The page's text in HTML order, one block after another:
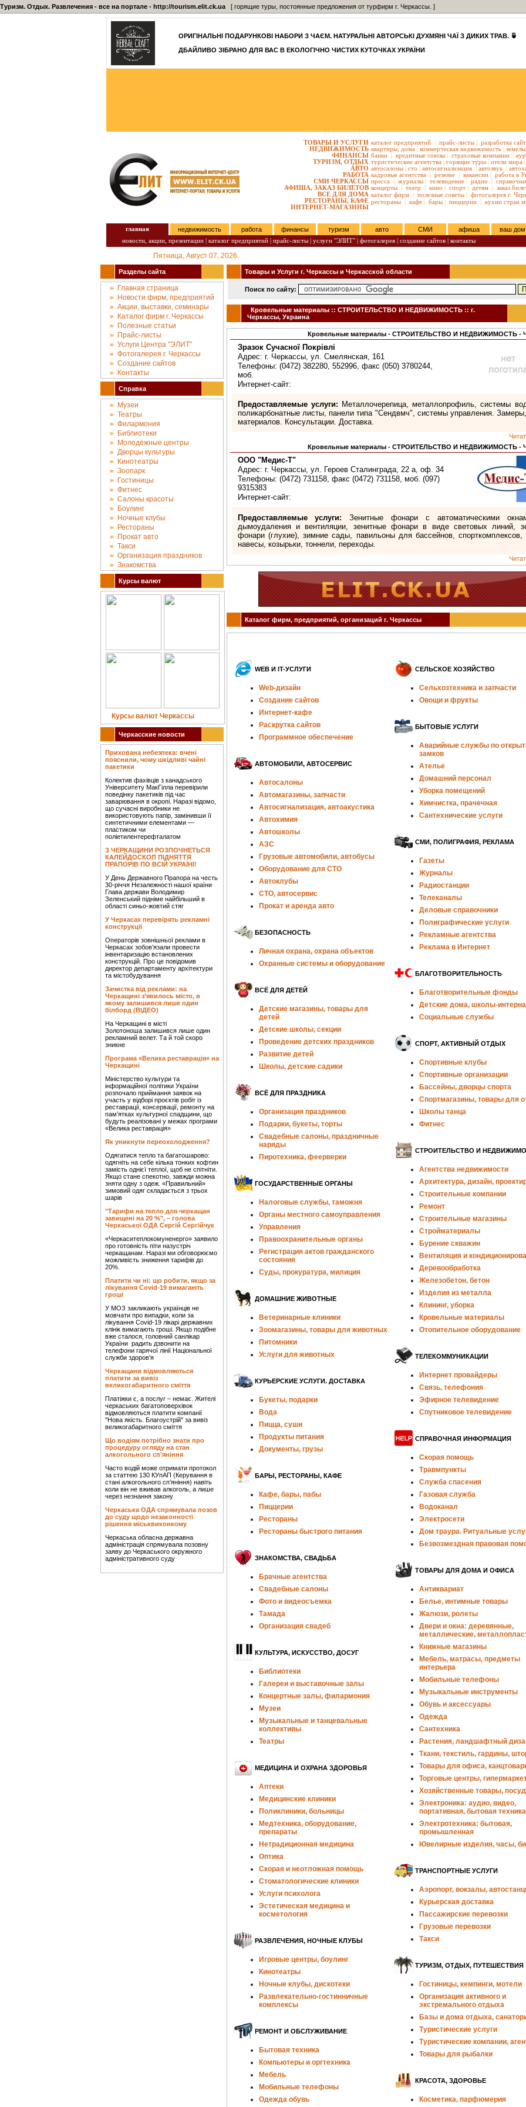
Туризм. Отдых. Развлечения - все на портале - http://tourism.elit.ck.ua [ горящие туры, постоянные предложения от турфирм г. Черкассы. ]
ОРИГІНАЛЬНІ ПОДАРУНКОВІ НАБОРИ З ЧАЄМ. НАТУРАЛЬНІ АВТОРСЬКІ ДУХМЯНІ ЧАЇ З ДИКИХ ТРАВ. 🍵
ДБАЙЛИВО ЗІБРАНО ДЛЯ ВАС В ЕКОЛОГІЧНО ЧИСТИХ КУТОЧКАХ УКРАЇНИ
ТОВАРЫ И УСЛУГИ
НЕДВИЖИМОСТЬ
ФИНАНСЫ
ТУРИЗМ, ОТДЫХ
АВТО
РАБОТА
СМИ ЧЕРКАССЫ
АФИША, ЗАКАЗ БИЛЕТОВ
ВСЕ ДЛЯ ДОМА
РЕСТОРАНЫ, КАФЕ
ИНТЕРНЕТ-МАГАЗИНЫ
каталог предприятий | прайс-листы | разработка
квартиры, дома | коммерческая недвижимость |
банки | кредитные союзы | страховые компании |
туристические агентства | горящие туры | отели мира |
автосалоны | сто | автосигнализация | автозвук |
кадровые агентства | резюме | вакансии | работа в
пресса | журналы | телевидение | радио |
концерты | театр | кино | спорт | детям | заказ
каталог фирм | полезные советы | фотогалерея г.
рестораны | кафе | бары | пиццерии | кухни стран
главная недвижимость работа финансы туризм авто СМИ афиша ваш дом
новости, акции, презентации | каталог предприятий | прайс-листы | услуги "ЭЛИТ" | фотогалерея | создание сайтов | контакты
Пятница, Август 07, 2026.
Разделы сайта
Главная страница
Новости фирм, предприятий
Акции, выставки, семинары
Каталог фирм г. Черкассы
Полезные статьи
Прайс-листы
Услуги Центра "ЭЛИТ"
Фотогалерея г. Черкассы
Создание сайтов
Контакты
Справка
Музеи
Театры
Филармония
Библиотеки
Молодёжные центры
Дворцы культуры
Кинотеатры
Зоопарк
Гостиницы
Фитнес
Салоны красоты
Боулинг
Ночные клубы
Рестораны
Прокат авто
Такси
Организация праздников
Знакомства
Курсы валют
Курсы валют Черкассы
Черкасские новости
Прихована небезпека: вчені
пояснили, чому шкідливі чайні
пакетики
Колектив фахівців з канадського
Університету МакГілла перевірили
поведінку пакетиків під час
заварювання в окропі. Наразі відомо,
що сучасні виробники не
використовують папір, замінивши її
синтетичними елементами —
пластиком чи
поліетилентерефталатом
З ЧЕРКАЩИНИ РОЗПОЧНЕТЬСЯ
КАЛЕЙДОСКОП ПІДНЯТТЯ
ПРАПОРІВ ПО ВСІЙ УКРАЇНІ!
У День Державного Прапора на честь
30-річчя Незалежності нашої країни
Глава держави Володимир
Зеленський підніме найбільший в
області синьо-жовтий стяг
У Черкасах перевірять рекламні
конструкції
Операторів зовнішньої реклами в
Черкасах зобов’язали провести
інвентаризацію встановлених
конструкцій. Про це повідомив
директор департаменту архітектури
та містобудування
Зачистка від реклами: на
Черкащині з’явилось місто, в
якому залишився лише один
білборд (ВІДЕО)
На Черкащині в місті
Золотоноша залишився лише один
рекламний велет. Та й той скоро
зникне
Програма «Велика реставрація» на
Черкащині
Міністерство культури та
інформаційної політики України
розпочало приймання заявок на
участь у відборі проєктів робіт із
реставрації, консервації, ремонту на
пам’ятках культурної спадщини, що
будуть реалізовані у межах програми
«Велика реставрація»
Як уникнути переохолодження?
Одягатися тепло та багатошарово:
одягніть на себе кілька тонких кофтин
замість однієї теплої, щоб не спітніти.
Якщо стане спекотно, завжди можна
зняти одну з одеж. «Правильний»
зимовий одяг складається з трьох
шарів
"Тарифи на тепло для черкащан
завищені на 20 %", – голова
Черкаської ОДА Сергій Сергійчук
«Черкаситеплокомуненерго» заявило
про готовність піти назустріч
черкащанам. Наразі ми обговорюємо
можливість зниження тарифів до
20%.
Платити чи ні: що робити, якщо за
лікування Covid-19 вимагають
гроші
У МОЗ закликають українців не
мовчати про випадки, коли за
лікування Covid-19 лікарі державних
клінік вимагають гроші. Якщо подібне
вже сталося, головний санлікар
України радить дзвонити на
телефони гарячої лінії Національної
служби здоров'я
Черкащани відмовляються
платити за вивіз
великогабаритного сміття
Платіжки є, а послуг – немає. Жителі
черкаських багатоповерхівок
відмовляються платити компанії
"Нова якість. Благоустрій" за вивіз
великогабаритного сміття
Що водіям потрібно знати про
процедуру огляду на стан
алкогольного сп’яніння
Часто водій може отримати протокол
за статтею 130 КУпАП (Керування в
стані алкогольного сп’яніння) навіть
коли він не вживав алкоголь, а лише
через незнання закону
Черкаська ОДА спрямувала позов
до суду щодо незаконності
рішення міськвиконкому
Черкаська обласна державна
адміністрація спрямувала позовну
заяву до Черкаського окружного
адміністративного суду
Товары и Услуги г. Черкассы и Черкасской области
Поиск по сайту:
Кровельные материалы :: СТРОИТЕЛЬСТВО И НЕДВИЖИМОСТЬ :: г.
Черкассы, Украина
Кровельные материалы - СТРОИТЕЛЬСТВО И НЕДВИЖИМОСТЬ -
Зразок Сучасної Покрівлі
Адрес: г. Черкассы, ул. Смелянская, 161
Телефоны: (0472) 382280, 552996, факс (050) 3780244,
моб.
Интернет-сайт:
Предоставляемые услуги: Металлочерепица, металлопрофиль, системы
поликарбонатные листы, панели типа "Сендвмч", системы управления.
материалов. Консультации. Доставка.
Кровельные материалы - СТРОИТЕЛЬСТВО И НЕДВИЖИМОСТЬ -
ООО "Медис-Т"
Адрес: г. Черкассы, ул. Героев Сталинграда, 22 а, оф. 34
Телефоны: (0472) 731158, факс (0472) 731158, моб. (097)
9315383
Интернет-сайт:
Предоставляемые услуги: Зенитные фонари с автоматическими
дымоудаления и вентиляции, зенитные фонари в виде световых линий,
фонари (глухие), зимние сады, павильоны для бассейнов, спорткомплексов,
навесы, козырьки, тоннели, переходы.
Каталог фирм, предприятий, организаций г. Черкассы
WEB И IT-УСЛУГИ
Web-дизайн
Создание сайтов
Интернет-кафе
Раскрутка сайтов
Программное обеспечение
АВТОМОБИЛИ, АВТОСЕРВИС
Автосалоны
Автомагазины, запчасти
Автосигнализация, автоакустика
Автохимия
Автошколы
АЗС
Грузовые автомобили, автобусы
Оборудование для СТО
Автоклубы
СТО, автосервис
Прокат и аренда авто
БЕЗОПАСНОСТЬ
Личная охрана, охрана объектов
Охранные системы и оборудование
ВСЁ ДЛЯ ДЕТЕЙ
Детские магазины, товары для
детей
Детские школы, секции
Проведение детских праздников
Развитие детей
Школы, детские садики
ВСЁ ДЛЯ ПРАЗДНИКА
Организация праздников
Подарки, букеты, торты
Свадебные салоны, праздничные
наряды
Пиротехника, феерверки
ГОСУДАРСТВЕННЫЕ ОРГАНЫ
Налоговые службы, таможня
Органы местного самоуправления
Управления
Правоохранительные органы
Регистрация актов гражданского
состояния
Суды, прокуратура, милиция
ДОМАШНИЕ ЖИВОТНЫЕ
Ветеринарные клиники
Зоомагазины, товары для животных
Питомники
Услуги для животных
КУРЬЕРСКИЕ УСЛУГИ. ДОСТАВКА
Букеты, подарки
Вода
Пицца, суши
Продукты питания
Документы, грузы
БАРЫ, РЕСТОРАНЫ, КАФЕ
Кафе, бары, пабы
Пиццерии
Рестораны
Рестораны быстрого питания
ЗНАКОМСТВА, СВАДЬБА
Брачные агентства
Свадебные салоны
Фото и видеосъемка
Тамада
Организация свадеб
КУЛЬТУРА, ИСКУССТВО, ДОСУГ
Библиотеки
Галереи и выставочные залы
Концертные залы, филармония
Музеи
Музыкальные и танцевальные
коллективы
Театры
МЕДИЦИНА И ОХРАНА ЗДОРОВЬЯ
Аптеки
Медицинские клиники
Поликлиники, больницы
Медтехника, оборудование,
препараты
Нетрадиционная медицина
Оптика
Скорая и неотложная помощь
Стоматологические клиники
Услуги психолога
Эстетическая медицина и
косметология
РАЗВЛЕЧЕНИЯ, НОЧНЫЕ КЛУБЫ
Игровые центры, боулинг
Кинотеатры
Ночные клубы, дискотеки
Развлекательно-гостинничные
комплексы
РЕМОНТ И ОБСЛУЖИВАНИЕ
Бытовая техника
Компьютеры и оргтехника
Мебель
Мобильные телефоны
Одежда обувь
СЕЛЬСКОЕ ХОЗЯЙСТВО
Сельхозтехника и запчасти
Овощи и фрукты
БЫТОВЫЕ УСЛУГИ
Аварийные службы по
замков
Ателье
Домашний персонал
Уборка помещений
Химчистка, прачечная
Сантехнические услуги
СМИ, ПОЛИГРАФИЯ, РЕКЛАМА
Газеты
Журналы
Радиостанции
Телеканалы
Деловые справочники
Полиграфические услуги
Рекламные агентства
Реклама в Интернет
БЛАГОТВОРИТЕЛЬНОСТЬ
Благотворительные фонды
Детские дома, школы-
Социальные службы
СПОРТ, АКТИВНЫЙ ОТДЫХ
Спортивные клубы
Спортивные организации
Бассейны, дворцы спорта
Спортмагазины, товары для
Школы танца
Фитнес
СТРОИТЕЛЬСТВО И
Агентства недвижимости
Архитектура, дизайн,
Строительные компании
Ремонт
Строительные магазины
Стройматериалы
Бурение скважин
Вентиляция и
Деревообработка
Железобетон, бетон
Изделия из металла
Клининг, уборка
Кровельные материалы
Отопительное оборудование
ТЕЛЕКОММУНИКАЦИИ
Интернет провайдеры
Связь, телефония
Эфирное телевидение
Спутниковое телевидение
СПРАВОЧНАЯ ИНФОРМАЦИЯ
Скорая помощь
Травмпункты
Служба спасения
Газовая служба
Водоканал
Электросети
Дом траура. Ритуальные
Безвозмездная правовая
ТОВАРЫ ДЛЯ ДОМА И ОФИСА
Антиквариат
Белье, интимные товары
Жалюзи, ролеты
Двери и окна: деревянные,
металлические,
Книжные магазины
Мебель, матрасы, предметы
интерьера
Мобильные телефоны
Музыкальные инструменты
Обувь и аксессуары
Одежда
Сантехника
Растения, ландшафтный
Ткани, текстиль, гардины,
Товары для офиса,
Торговые центры,
Хозяйственные товары,
Электроника: аудио, видео,
портативная, бытовая техника
Электротехника: бытовая,
промышленная
Ювелирные изделия, часы,
ТРАНСПОРТНЫЕ УСЛУГИ
Аэропорт, вокзалы,
Курьерская доставка
Пассажирские перевозки
Грузовые перевозки
Такси
ТУРИЗМ, ОТДЫХ, ПУТЕШЕСТВИЯ
Гостиницы, кемпинги, мотели
Организация активного и
экстремального отдыха
Базы и дома отдыха,
Туристические услуги
Туристические компании,
Товары для рыбалки
КРАСОТА, ЗДОРОВЬЕ
Косметика, парфюмерия